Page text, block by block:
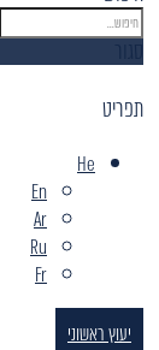
תפריט
He
En
Ar
Ru
Fr
יעוץ ראשוני